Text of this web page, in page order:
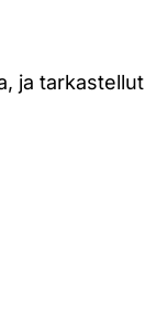
ja tarkastellut